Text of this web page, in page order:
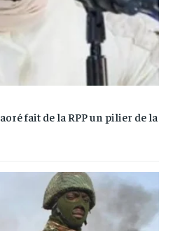
fait de la RPP un pilier de la